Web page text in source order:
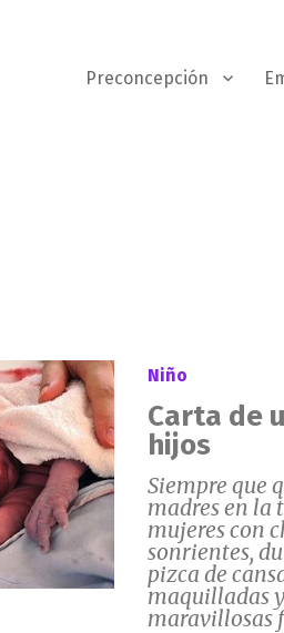
Preconcepción
Niño
Carta de
hijos
Siempre que
madres en la
mujeres con
sonrientes,
pizca de
maquilladas
maravillosas